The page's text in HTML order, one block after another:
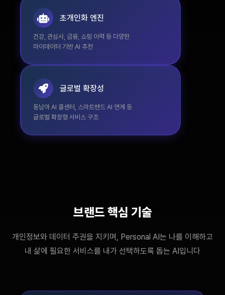
초개인화 엔진
건강, 관심사, 금융, 쇼핑 이력 등 다양한
마이데이터 기반 AI 추천
글로벌 확장성
동남아 AI 콜센터, 스마트밴드 AI 연계 등
글로벌 확장형 서비스 구조
브랜드 핵심 기술
개인정보와 데이터 주권을 지키며, Personal AI는 나를 이해하고
내 삶에 필요한 서비스를 내가 선택하도록 돕는 AI입니다